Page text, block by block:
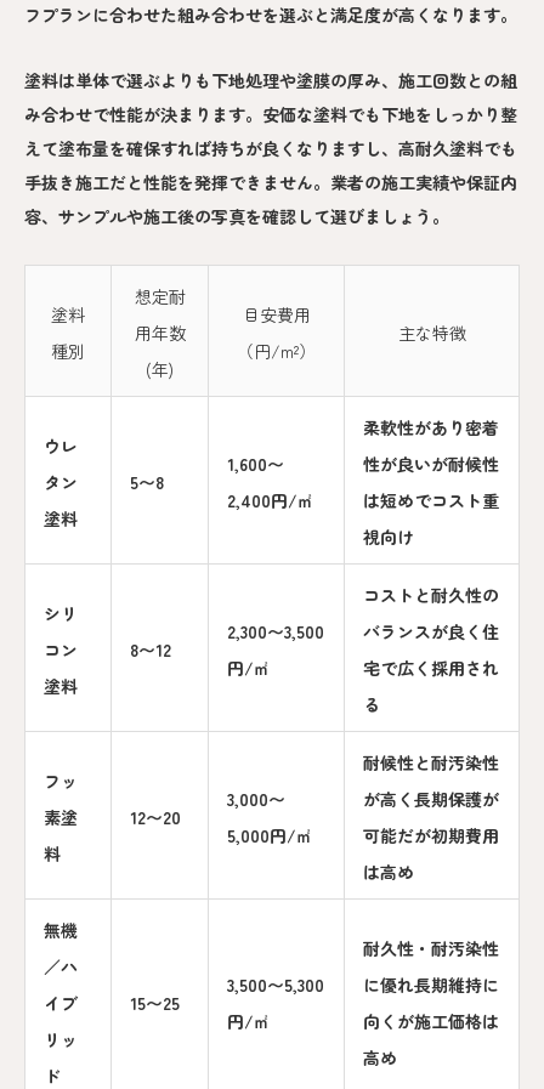
フプランに合わせた組み合わせを選ぶと満足度が高くなります。
塗料は単体で選ぶよりも下地処理や塗膜の厚み、施工回数との組
み合わせで性能が決まります。安価な塗料でも下地をしっかり整
えて塗布量を確保すれば持ちが良くなりますし、高耐久塗料でも
手抜き施工だと性能を発揮できません。業者の施工実績や保証内
容、サンプルや施工後の写真を確認して選びましょう。
塗料
種別
想定耐
用年数
(年)
目安費用
（円/m²）
主な特徴
ウレ
タン
塗料
5〜8
1,600〜
2,400円/㎡
柔軟性があり密着
性が良いが耐候性
は短めでコスト重
視向け
シリ
コン
塗料
8〜12
2,300〜3,500
円/㎡
コストと耐久性の
バランスが良く住
宅で広く採用され
る
フッ
素塗
料
12〜20
3,000〜
5,000円/㎡
耐候性と耐汚染性
が高く長期保護が
可能だが初期費用
は高め
無機
／ハ
イブ
リッ
ド
15〜25
3,500〜5,300
円/㎡
耐久性・耐汚染性
に優れ長期維持に
向くが施工価格は
高め